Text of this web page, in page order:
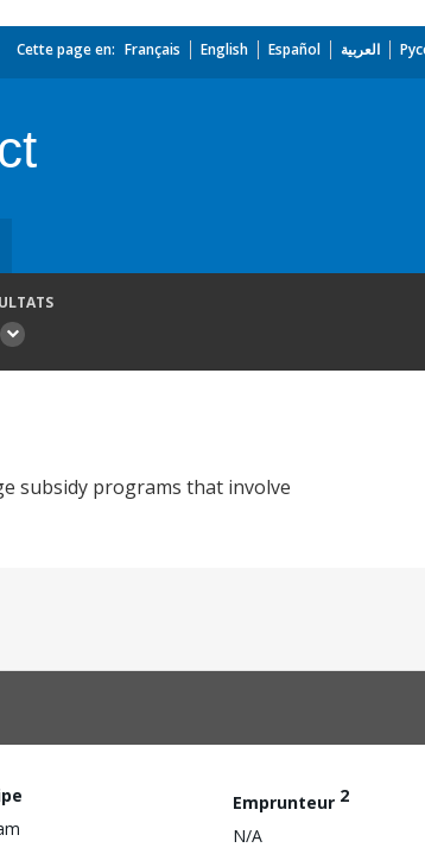
Cette page en: Français English Español العربية
subsidy programs that involve
Emprunteur 2
N/A